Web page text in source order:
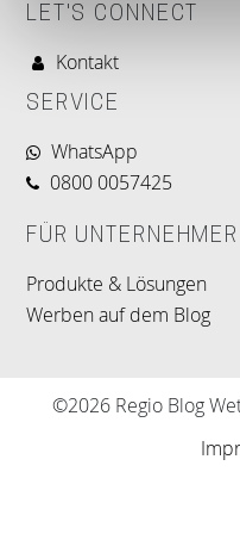
LET'S CONNECT
Kontakt
SERVICE
WhatsApp
0800 0057425
FÜR UNTERNEHMER
Produkte & Lösungen
Werben auf dem Blog
©2026 Regio Blog